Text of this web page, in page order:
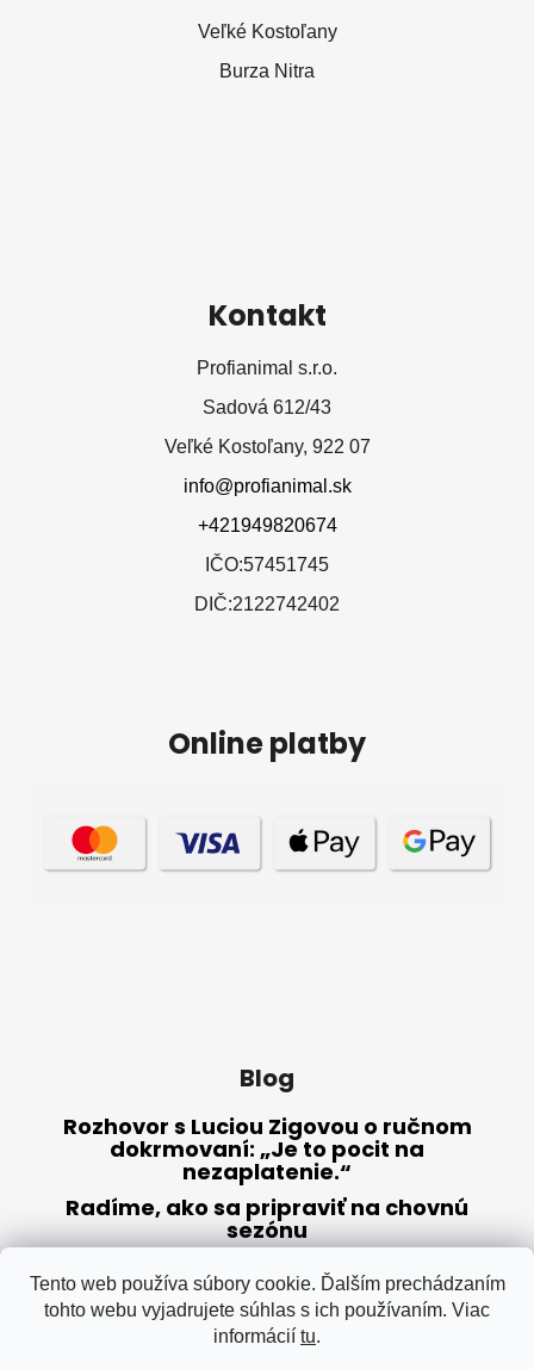
Tento web používa súbory cookie. Ďalším prechádzaním
tohto webu vyjadrujete súhlas s ich používaním. Viac
informácií tu.
Veľké Kostoľany
Burza Nitra
Kontakt
Profianimal s.r.o.
Sadová 612/43
Veľké Kostoľany, 922 07
info@profianimal.sk
+421949820674
IČO:57451745
DIČ:2122742402
Online platby
Blog
Rozhovor s Luciou Zigovou o ručnom
dokrmovaní: „Je to pocit na
nezaplatenie.“
Radíme, ako sa pripraviť na chovnú
sezónu
Sušené múčne červy – výživné krmivo
(nielen) pre papagáje
ARCHÍV